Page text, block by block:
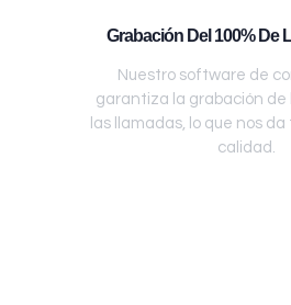
Grabación Del 100% De
Nuestro software de
garantiza la grabación
las llamadas, lo que nos
calidad.